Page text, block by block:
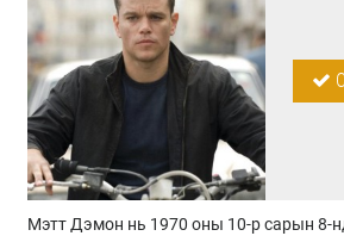
Мэтт Дэмон нь 1970 оны 10-р сарын 8-